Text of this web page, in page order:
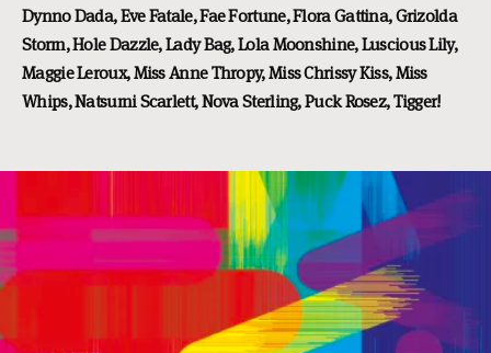
Dynno Dada, Eve Fatale, Fae Fortune, Flora Gattina, Grizolda
Storm, Hole Dazzle, Lady Bag, Lola Moonshine, Luscious Lily,
Maggie Leroux, Miss Anne Thropy, Miss Chrissy Kiss, Miss
Whips, Natsumi Scarlett, Nova Sterling, Puck Rosez, Tigger!